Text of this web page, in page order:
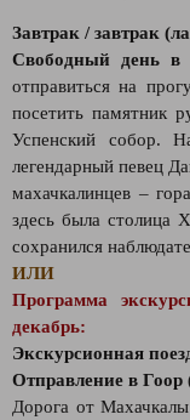
Завтрак / завтрак
Свободный день в
отправиться на
посетить памятник
Успенский собор.
легендарный певец
махачкалинцев –
здесь была столица
сохранился
ИЛИ
Программа
декабрь:
Экскурсионная
Отправление в Гоор
Дорога от